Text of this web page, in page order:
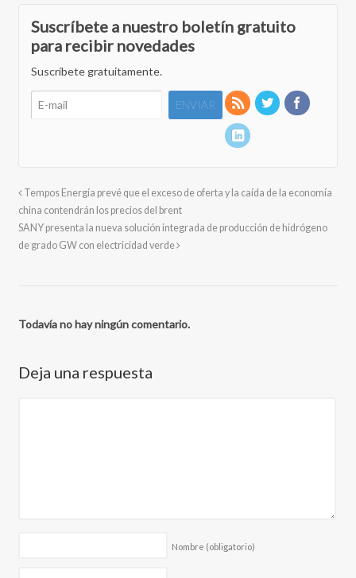
Suscríbete a nuestro boletín gratuito
para recibir novedades
Suscríbete gratuitamente.
Tempos Energía prevé que el exceso de oferta y la caída de la economía
china contendrán los precios del brent
SANY presenta la nueva solución integrada de producción de hidrógeno
de grado GW con electricidad verde
Todavía no hay ningún comentario.
Deja una respuesta
Nombre (obligatorio)